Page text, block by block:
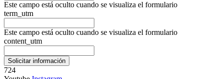
Este campo está oculto cuando se visualiza el formulario
term_utm
Este campo está oculto cuando se visualiza el formulario
content_utm
724